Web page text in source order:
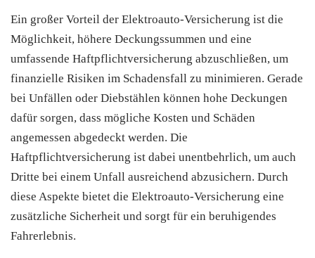
Ein großer Vorteil der Elektroauto-Versicherung ist die
Möglichkeit, höhere Deckungssummen und eine
umfassende Haftpflichtversicherung abzuschließen, um
finanzielle Risiken im Schadensfall zu minimieren. Gerade
bei Unfällen oder Diebstählen können hohe Deckungen
dafür sorgen, dass mögliche Kosten und Schäden
angemessen abgedeckt werden. Die
Haftpflichtversicherung ist dabei unentbehrlich, um auch
Dritte bei einem Unfall ausreichend abzusichern. Durch
diese Aspekte bietet die Elektroauto-Versicherung eine
zusätzliche Sicherheit und sorgt für ein beruhigendes
Fahrerlebnis.